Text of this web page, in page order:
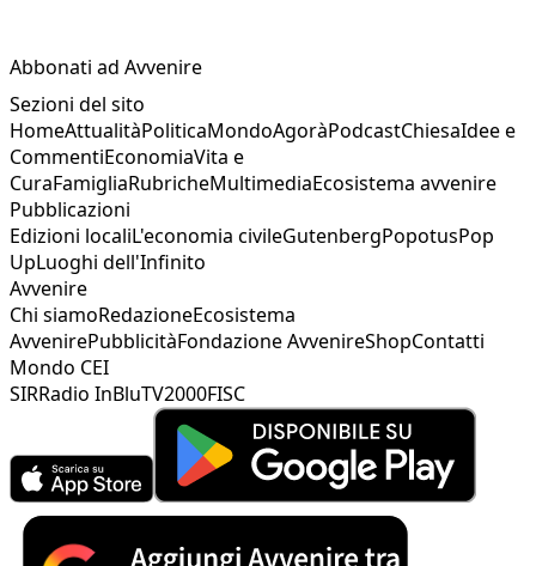
Abbonati ad Avvenire
Sezioni del sito
HomeAttualitàPoliticaMondoAgoràPodcastChiesaIdee e
CommentiEconomiaVita e
CuraFamigliaRubricheMultimediaEcosistema avvenire
Pubblicazioni
Edizioni localiL'economia civileGutenbergPopotusPop
UpLuoghi dell'Infinito
Avvenire
Chi siamoRedazioneEcosistema
AvvenirePubblicitàFondazione AvvenireShopContatti
Mondo CEI
SIRRadio InBluTV2000FISC